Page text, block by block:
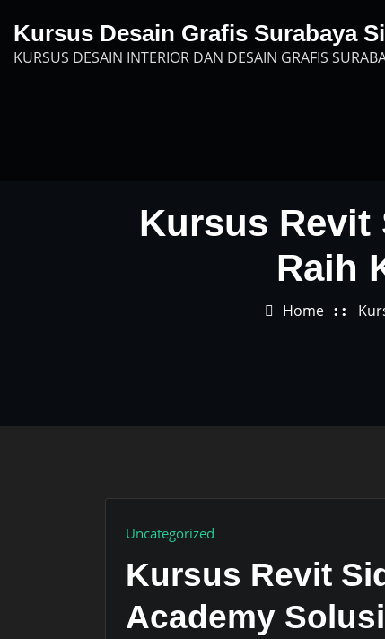
content
Kursus Desain Grafis Surabaya
KURSUS DESAIN INTERIOR DAN DESAIN GRAFIS
Kursus
Raih
Home
Uncategorized
Kursus Revit
Academy